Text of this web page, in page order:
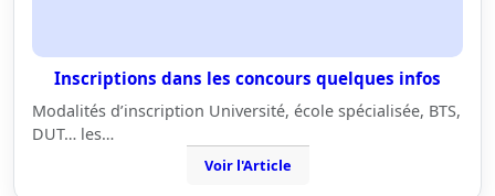
Inscriptions dans les concours quelques infos
Modalités d’inscription Université, école spécialisée, BTS,
DUT… les…
Voir l'Article